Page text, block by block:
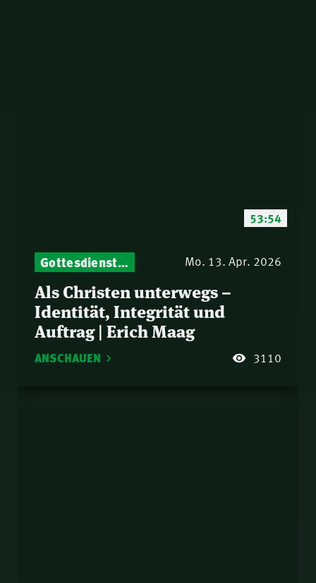
53:54
Gottesdienst-Botschaften – Jeden Sonntag neu: Aktuelle Predigten vom Mitternachtsruf Mo. 13. Apr. 2026
Als Christen unterwegs –
Identität, Integrität und
Auftrag | Erich Maag
ANSCHAUEN 3110